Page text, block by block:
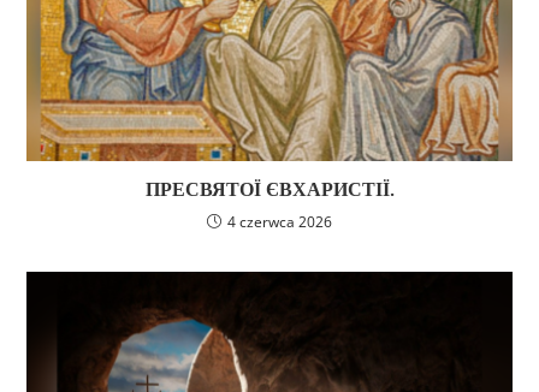
ПРЕСВЯТОЇ ЄВХАРИСТІЇ.
4 czerwca 2026